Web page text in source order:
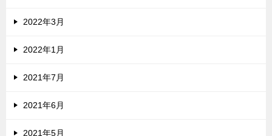
2022年3月
2022年1月
2021年7月
2021年6月
2021年5月